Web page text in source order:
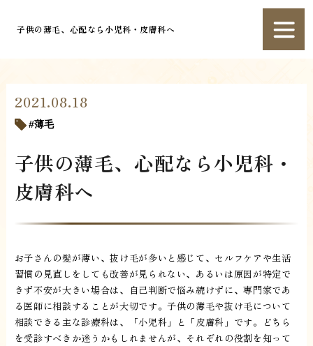
子供の薄毛、心配なら小児科・皮膚科へ
2021.08.18
薄毛
子供の薄毛、心配なら小児科・
皮膚科へ
お子さんの髪が薄い、抜け毛が多いと感じて、セルフケアや生活
習慣の見直しをしても改善が見られない、あるいは原因が特定で
きず不安が大きい場合は、自己判断で悩み続けずに、専門家であ
る医師に相談することが大切です。子供の薄毛や抜け毛について
相談できる主な診療科は、「小児科」と「皮膚科」です。どちら
を受診すべきか迷うかもしれませんが、それぞれの役割を知って